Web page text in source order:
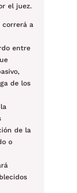
el juez.
a
entre
de los
de la
o